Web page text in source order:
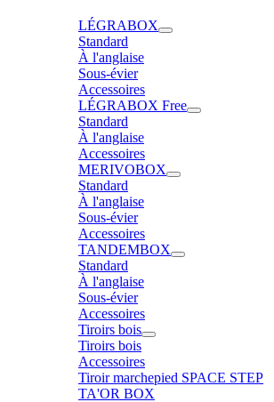
LÉGRABOX
Standard
À l'anglaise
Sous-évier
Accessoires
LÉGRABOX Free
Standard
À l'anglaise
Accessoires
MERIVOBOX
Standard
À l'anglaise
Sous-évier
Accessoires
TANDEMBOX
Standard
À l'anglaise
Sous-évier
Accessoires
Tiroirs bois
Tiroirs bois
Accessoires
Tiroir marchepied SPACE STEP
TA'OR BOX